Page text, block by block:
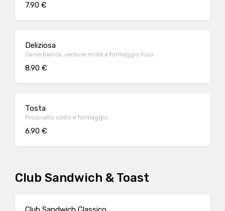
7.90 €
Deliziosa
Carne bianca, verdure miste e formaggio fuso
8.90 €
Tosta
Prosciutto cotto e formaggio
6.90 €
Club Sandwich & Toast